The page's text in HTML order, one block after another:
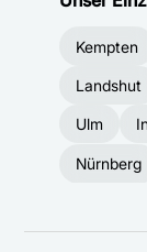
Kempten
Landshut
Ulm
Nürnberg